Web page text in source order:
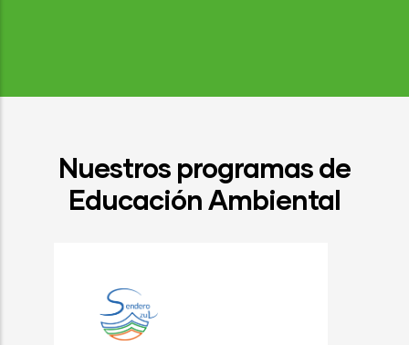
Nuestros programas de
Educación Ambiental